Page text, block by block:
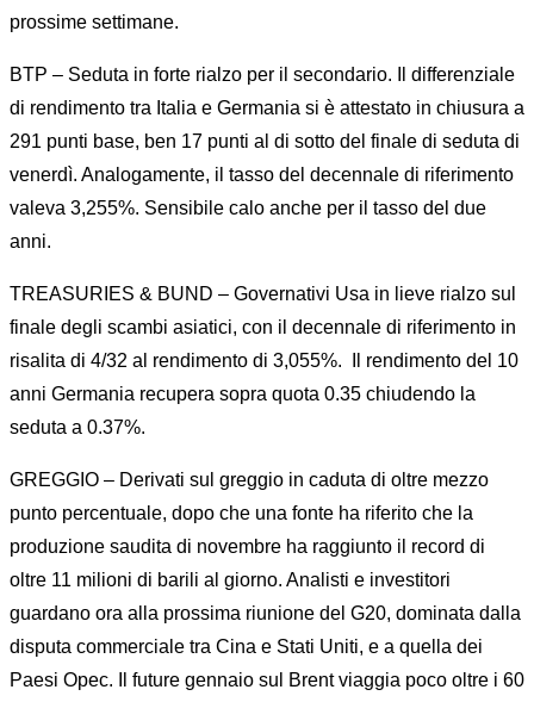
prossime settimane.
BTP – Seduta in forte rialzo per il secondario. Il differenziale
di rendimento tra Italia e Germania si è attestato in chiusura a
291 punti base, ben 17 punti al di sotto del finale di seduta di
venerdì. Analogamente, il tasso del decennale di riferimento
valeva 3,255%. Sensibile calo anche per il tasso del due
anni.
TREASURIES & BUND – Governativi Usa in lieve rialzo sul
finale degli scambi asiatici, con il decennale di riferimento in
risalita di 4/32 al rendimento di 3,055%. Il rendimento del 10
anni Germania recupera sopra quota 0.35 chiudendo la
seduta a 0.37%.
GREGGIO – Derivati sul greggio in caduta di oltre mezzo
punto percentuale, dopo che una fonte ha riferito che la
produzione saudita di novembre ha raggiunto il record di
oltre 11 milioni di barili al giorno. Analisti e investitori
guardano ora alla prossima riunione del G20, dominata dalla
disputa commerciale tra Cina e Stati Uniti, e a quella dei
Paesi Opec. Il future gennaio sul Brent viaggia poco oltre i 60